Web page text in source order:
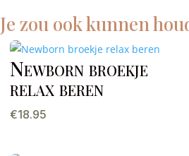
Je zou ook kunnen
Newborn broekje
relax beren
€18.95